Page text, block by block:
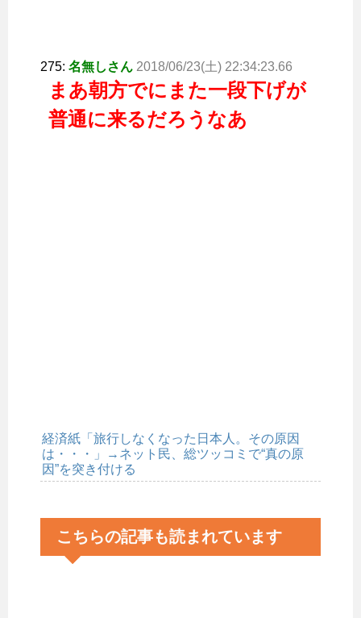
275: 名無しさん 2018/06/23(土) 22:34:23.66
まあ朝方でにまた一段下げが
普通に来るだろうなあ
経済紙「旅行しなくなった日本人。その原因
は・・・」→ネット民、総ツッコミで“真の原
因”を突き付ける
こちらの記事も読まれています